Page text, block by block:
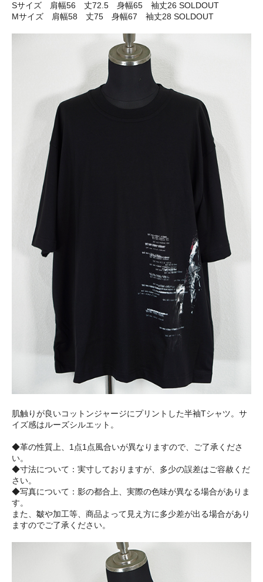
Sサイズ 肩幅56 丈72.5 身幅65 袖丈26 SOLDOUT
Mサイズ 肩幅58 丈75 身幅67 袖丈28 SOLDOUT
肌触りが良いコットンジャージにプリントした半袖Tシャツ。サ
イズ感はルーズシルエット。
◆革の性質上、1点1点風合いが異なりますので、ご了承くださ
い。
◆寸法について：実寸しておりますが、多少の誤差はご容赦くだ
さい。
◆写真について：影の都合上、実際の色味が異なる場合がありま
す。
また、皺や加工等、商品よって見え方に多少差が出る場合があり
ますのでご了承ください。